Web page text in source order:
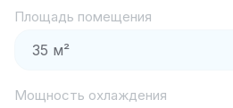
Площадь помещения
Мощность охлаждения